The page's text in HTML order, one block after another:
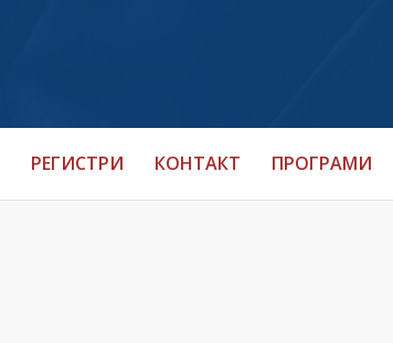
РЕГИСТРИ КОНТАКТ ПРОГРАМИ